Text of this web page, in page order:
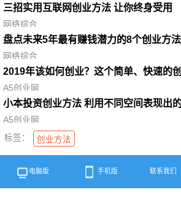
三招实用互联网创业方法 让你终身受用
网络综合
盘点未来5年最有赚钱潜力的8个创业方法
网络综合
2019年该如何创业？这个简单、快速的
A5创业网
小本投资创业方法 利用不同空间表现出
A5创业网
标签：
创业方法
电脑版 手机版 联系我们